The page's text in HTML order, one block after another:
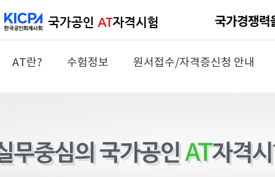
AT란? 수험정보 원서접수/자격증신청 안내